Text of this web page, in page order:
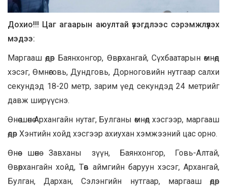
Дохио!!! Цаг агаарын аюултай үзэгдлээс сэрэмжлүүлэх
мэдээ:
Маргааш өдөр Баянхонгор, Өвөрхангай, Сүхбаатарын өмнөд
хэсэг, Өмнөговь, Дундговь, Дорноговийн нутгаар салхи
секундэд 18-20 метр, зарим үед секундэд 24 метрийг
давж ширүүснэ.
Өнөө шөнө Архангайн нутаг, Булганы өмнөд хэсгээр, маргааш
өдөр Хэнтийн хойд хэсгээр ахиухан хэмжээний цас орно.
Өнөө шөнө Завханы зүүн, Баянхонгор, Говь-Алтай,
Өвөрхангайн хойд, Төв аймгийн баруун хэсэг, Архангай,
Булган, Дархан, Сэлэнгийн нутгаар, маргааш өдөр